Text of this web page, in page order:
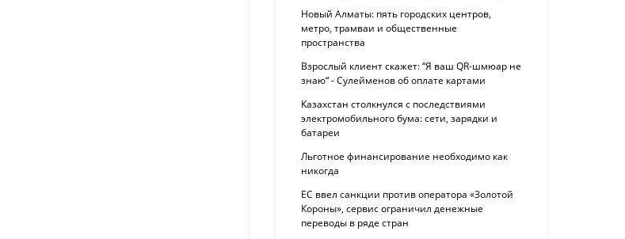
Новый Алматы: пять городских центров,
метро, трамваи и общественные
пространства
Взрослый клиент скажет: “Я ваш QR-шмюар не
знаю“ - Сулейменов об оплате картами
Казахстан столкнулся с последствиями
электромобильного бума: сети, зарядки и
батареи
Льготное финансирование необходимо как
никогда
ЕС ввел санкции против оператора «Золотой
Короны», сервис ограничил денежные
переводы в ряде стран